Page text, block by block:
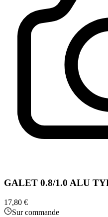
GALET 0.8/1.0 ALU
17,80 €
Sur commande